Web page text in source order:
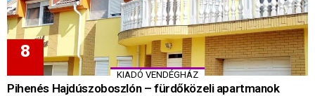
KIADÓ VENDÉGHÁZ
Pihenés Hajdúszoboszlón – fürdőközeli apartmanok